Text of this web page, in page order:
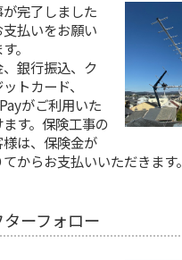
が完了しました
支払いをお願い
。
、銀行振込、ク
トカード、
がご利用いた
ます。保険工事の
様は、保険金が
からお支払いいただきます。
ターフォロー